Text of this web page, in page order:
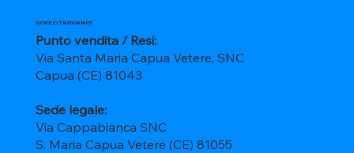
DOVE CI TROVIAMO?
Punto vendita / Resi:
Via Santa Maria Capua Vetere, SNC
Capua (CE) 81043
Sede legale:
Via Cappabianca SNC
S. Maria Capua Vetere (CE) 81055